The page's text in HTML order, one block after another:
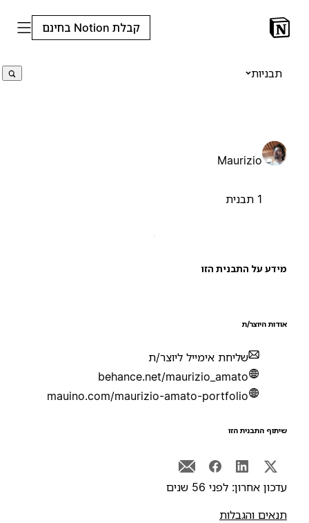
קבלת Notion בחינם
תבניות
Maurizio
על התבנית הזו
היוצר/ת
שליחת אימייל ליוצר/ת
behance.net/maurizio_amato
mauino.com/maurizio-amato-portfolio
התבנית הזו
אחרון: לפני 56 שנים
והגבלות